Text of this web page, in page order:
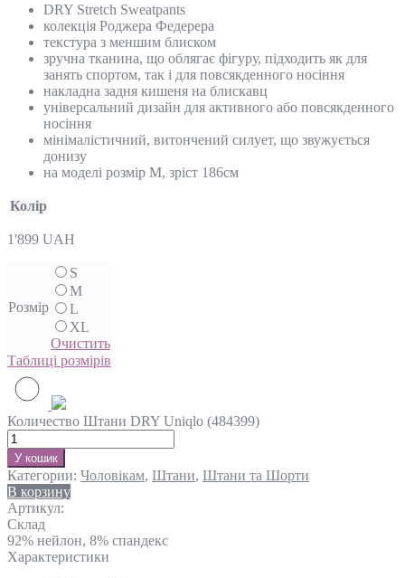
DRY Stretch Sweatpants
колекція Роджера Федерера
текстура з меншим блиском
зручна тканина, що облягає фігуру, підходить як для
занять спортом, так і для повсякденного носіння
накладна задня кишеня на блискавц
універсальний дизайн для активного або повсякденного
носіння
мінімалістичний, витончений силует, що звужується
донизу
на моделі розмір M, зріст 186см
Колір
1'899 UAH
Розмір
S
M
L
XL
Очистить
Таблиці розмірів
Количество Штани DRY Uniqlo (484399)
У кошик
Категории: Чоловікам, Штани, Штани та Шорти
В корзину
Артикул:
Склад
92% нейлон, 8% спандекс
Характеристики